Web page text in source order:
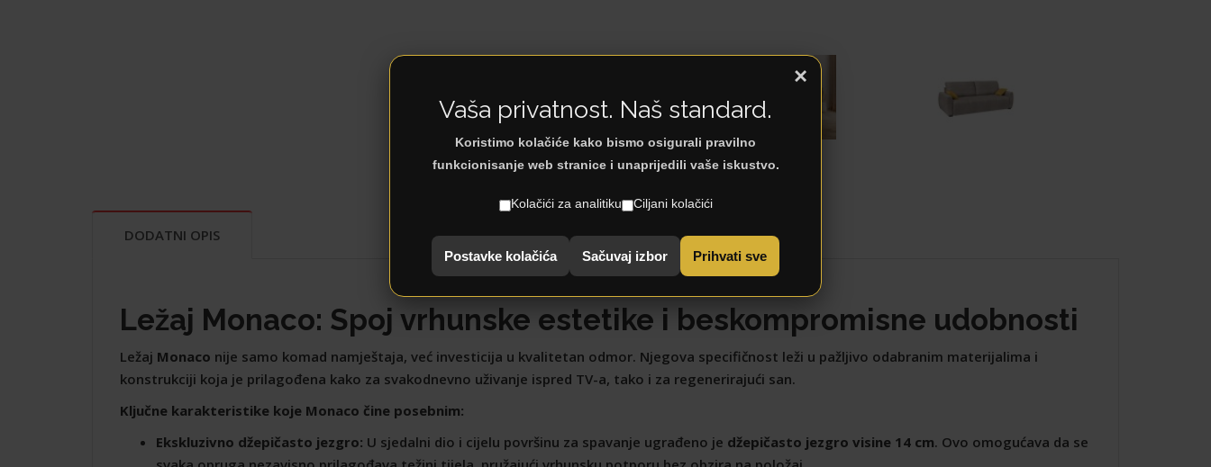
< Natrag na: Sofe
DODATNI OPIS
Ležaj Monaco: Spoj vrhunske estetike i beskompromisne udobnosti
Ležaj Monaco nije samo komad namještaja, već investicija u kvalitetan odmor. Njegova specifičnost leži u pažljivo odabranim materijalima i
konstrukciji koja je prilagođena kako za svakodnevno uživanje ispred TV-a, tako i za regenerirajući san.
Ključne karakteristike koje Monaco čine posebnim:
Ekskluzivno džepičasto jezgro: U sjedalni dio i cijelu površinu za spavanje ugrađeno je džepičasto jezgro visine 14 cm. Ovo omogućava da se
×
Vaša privatnost. Naš standard.
Koristimo kolačiće kako bismo osigurali pravilno
funkcionisanje web stranice i unaprijedili vaše iskustvo.
Kolačići za analitiku Ciljani kolačići
Postavke kolačića Sačuvaj izbor Prihvati sve